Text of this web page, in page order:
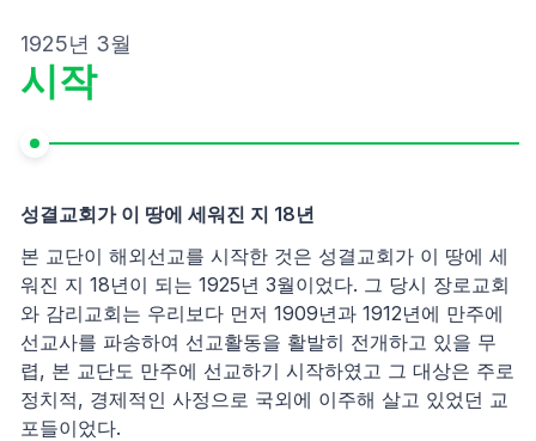
1925년 3월
시작
성결교회가 이 땅에 세워진 지 18년
본 교단이 해외선교를 시작한 것은 성결교회가 이 땅에 세
워진 지 18년이 되는 1925년 3월이었다. 그 당시 장로교회
와 감리교회는 우리보다 먼저 1909년과 1912년에 만주에
선교사를 파송하여 선교활동을 활발히 전개하고 있을 무
렵, 본 교단도 만주에 선교하기 시작하였고 그 대상은 주로
정치적, 경제적인 사정으로 국외에 이주해 살고 있었던 교
포들이었다.